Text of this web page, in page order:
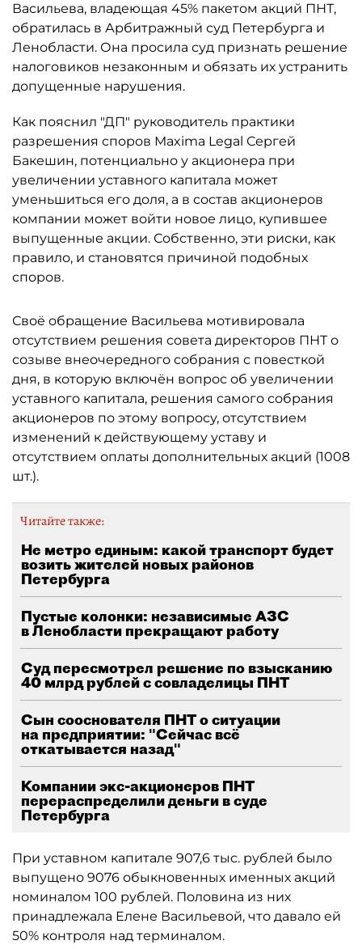
Васильева, владеющая 45% пакетом акций ПНТ,
обратилась в Арбитражный суд Петербурга и
Ленобласти. Она просила суд признать решение
налоговиков незаконным и обязать их устранить
допущенные нарушения.
Как пояснил "ДП" руководитель практики
разрешения споров Maxima Legal Сергей
Бакешин, потенциально у акционера при
увеличении уставного капитала может
уменьшиться его доля, а в состав акционеров
компании может войти новое лицо, купившее
выпущенные акции. Собственно, эти риски, как
правило, и становятся причиной подобных
споров.
Своё обращение Васильева мотивировала
отсутствием решения совета директоров ПНТ о
созыве внеочередного собрания с повесткой
дня, в которую включён вопрос об увеличении
уставного капитала, решения самого собрания
акционеров по этому вопросу, отсутствием
изменений к действующему уставу и
отсутствием оплаты дополнительных акций (1008
шт.).
Читайте также:
Не метро единым: какой транспорт будет
возить жителей новых районов
Петербурга
Пустые колонки: независимые АЗС
в Ленобласти прекращают работу
Суд пересмотрел решение по взысканию
40 млрд рублей с совладелицы ПНТ
Сын сооснователя ПНТ о ситуации
на предприятии: "Сейчас всё
откатывается назад"
Компании экс-акционеров ПНТ
перераспределили деньги в суде
Петербурга
При уставном капитале 907,6 тыс. рублей было
выпущено 9076 обыкновенных именных акций
номиналом 100 рублей. Половина из них
принадлежала Елене Васильевой, что давало ей
50% контроля над терминалом.